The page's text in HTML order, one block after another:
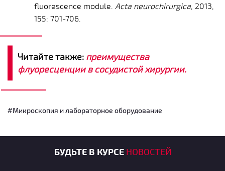
fluorescence module. Acta neurochirurgica , 2013,
155: 701-706.
Читайте также: преимущества
флуоресценции в сосудистой хирургии.
#Микроскопия и лабораторное оборудование
БУДЬТЕ В КУРСЕ НОВОСТЕЙ